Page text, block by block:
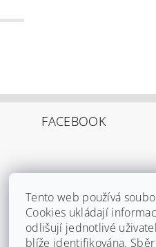
FACEBOOK
Tento web používá
Cookies ukládají
odlišují jednotlivé
blíže identifikována.